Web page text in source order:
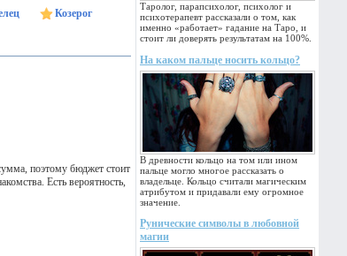
Таролог, парапсихолог, психолог и
психотерапевт рассказали о том, как
именно «работает» гадание на Таро, и
стоит ли доверять результатам на 100%.
На каком пальце носить кольцо?
В древности кольцо на том или ином
пальце могло многое рассказать о
владельце. Кольцо считали магическим
атрибутом и придавали ему огромное
значение.
Рунические символы в любовной
магии
Козерог
поэтому бюджет стоит
Есть вероятность,